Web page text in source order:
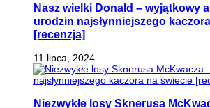
Nasz wielki Donald – wyjątkowy
urodzin najsłynniejszego
[recenzja]
11 lipca, 2024
Niezwykłe losy Sknerusa